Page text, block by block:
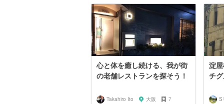
心と体を癒し続ける、我が街
の老舗レストランを探そう！
Takahiro Ito 大阪 7
淀
チ